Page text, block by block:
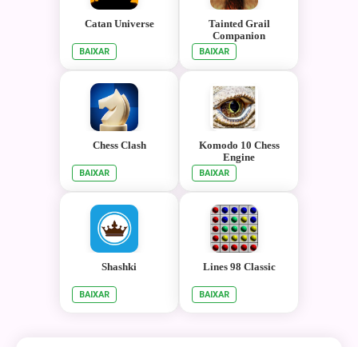
Catan Universe
BAIXAR
Tainted Grail
Companion
BAIXAR
Chess Clash
BAIXAR
Komodo 10 Chess
Engine
BAIXAR
Shashki
BAIXAR
Lines 98 Classic
BAIXAR